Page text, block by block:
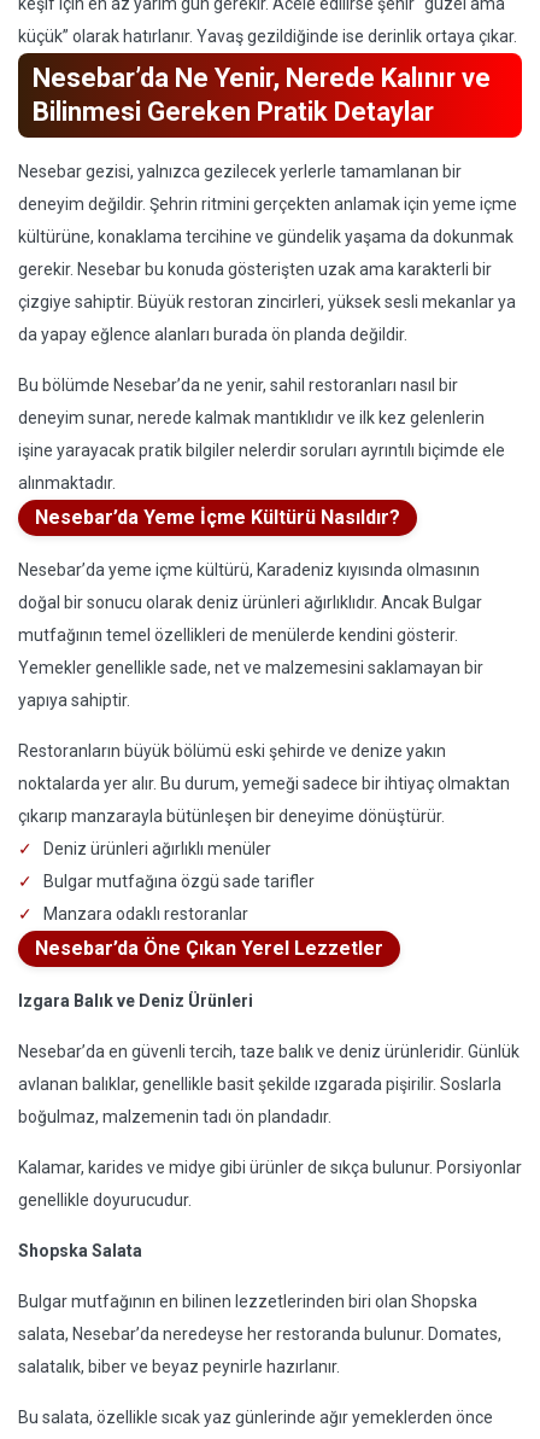
küçük” olarak hatırlanır. Yavaş gezildiğinde ise derinlik ortaya çıkar.
Nesebar’da Ne Yenir, Nerede Kalınır ve
Bilinmesi Gereken Pratik Detaylar
Nesebar gezisi, yalnızca gezilecek yerlerle tamamlanan bir
deneyim değildir. Şehrin ritmini gerçekten anlamak için yeme içme
kültürüne, konaklama tercihine ve gündelik yaşama da dokunmak
gerekir. Nesebar bu konuda gösterişten uzak ama karakterli bir
çizgiye sahiptir. Büyük restoran zincirleri, yüksek sesli mekanlar ya
da yapay eğlence alanları burada ön planda değildir.
Bu bölümde Nesebar’da ne yenir, sahil restoranları nasıl bir
deneyim sunar, nerede kalmak mantıklıdır ve ilk kez gelenlerin
işine yarayacak pratik bilgiler nelerdir soruları ayrıntılı biçimde ele
alınmaktadır.
Nesebar’da Yeme İçme Kültürü Nasıldır?
Nesebar’da yeme içme kültürü, Karadeniz kıyısında olmasının
doğal bir sonucu olarak deniz ürünleri ağırlıklıdır. Ancak Bulgar
mutfağının temel özellikleri de menülerde kendini gösterir.
Yemekler genellikle sade, net ve malzemesini saklamayan bir
yapıya sahiptir.
Restoranların büyük bölümü eski şehirde ve denize yakın
noktalarda yer alır. Bu durum, yemeği sadece bir ihtiyaç olmaktan
çıkarıp manzarayla bütünleşen bir deneyime dönüştürür.
Deniz ürünleri ağırlıklı menüler
Bulgar mutfağına özgü sade tarifler
Manzara odaklı restoranlar
Nesebar’da Öne Çıkan Yerel Lezzetler
Izgara Balık ve Deniz Ürünleri
Nesebar’da en güvenli tercih, taze balık ve deniz ürünleridir. Günlük
avlanan balıklar, genellikle basit şekilde ızgarada pişirilir. Soslarla
boğulmaz, malzemenin tadı ön plandadır.
Kalamar, karides ve midye gibi ürünler de sıkça bulunur. Porsiyonlar
genellikle doyurucudur.
Shopska Salata
Bulgar mutfağının en bilinen lezzetlerinden biri olan Shopska
salata, Nesebar’da neredeyse her restoranda bulunur. Domates,
salatalık, biber ve beyaz peynirle hazırlanır.
Bu salata, özellikle sıcak yaz günlerinde ağır yemeklerden önce